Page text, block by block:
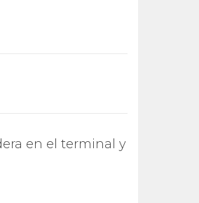
en el terminal y